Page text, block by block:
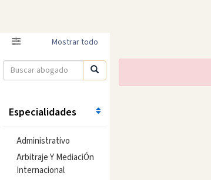
Filtro Mostrar todo
Especialidades
Administrativo
Arbitraje Y MediaciÓn
Internacional